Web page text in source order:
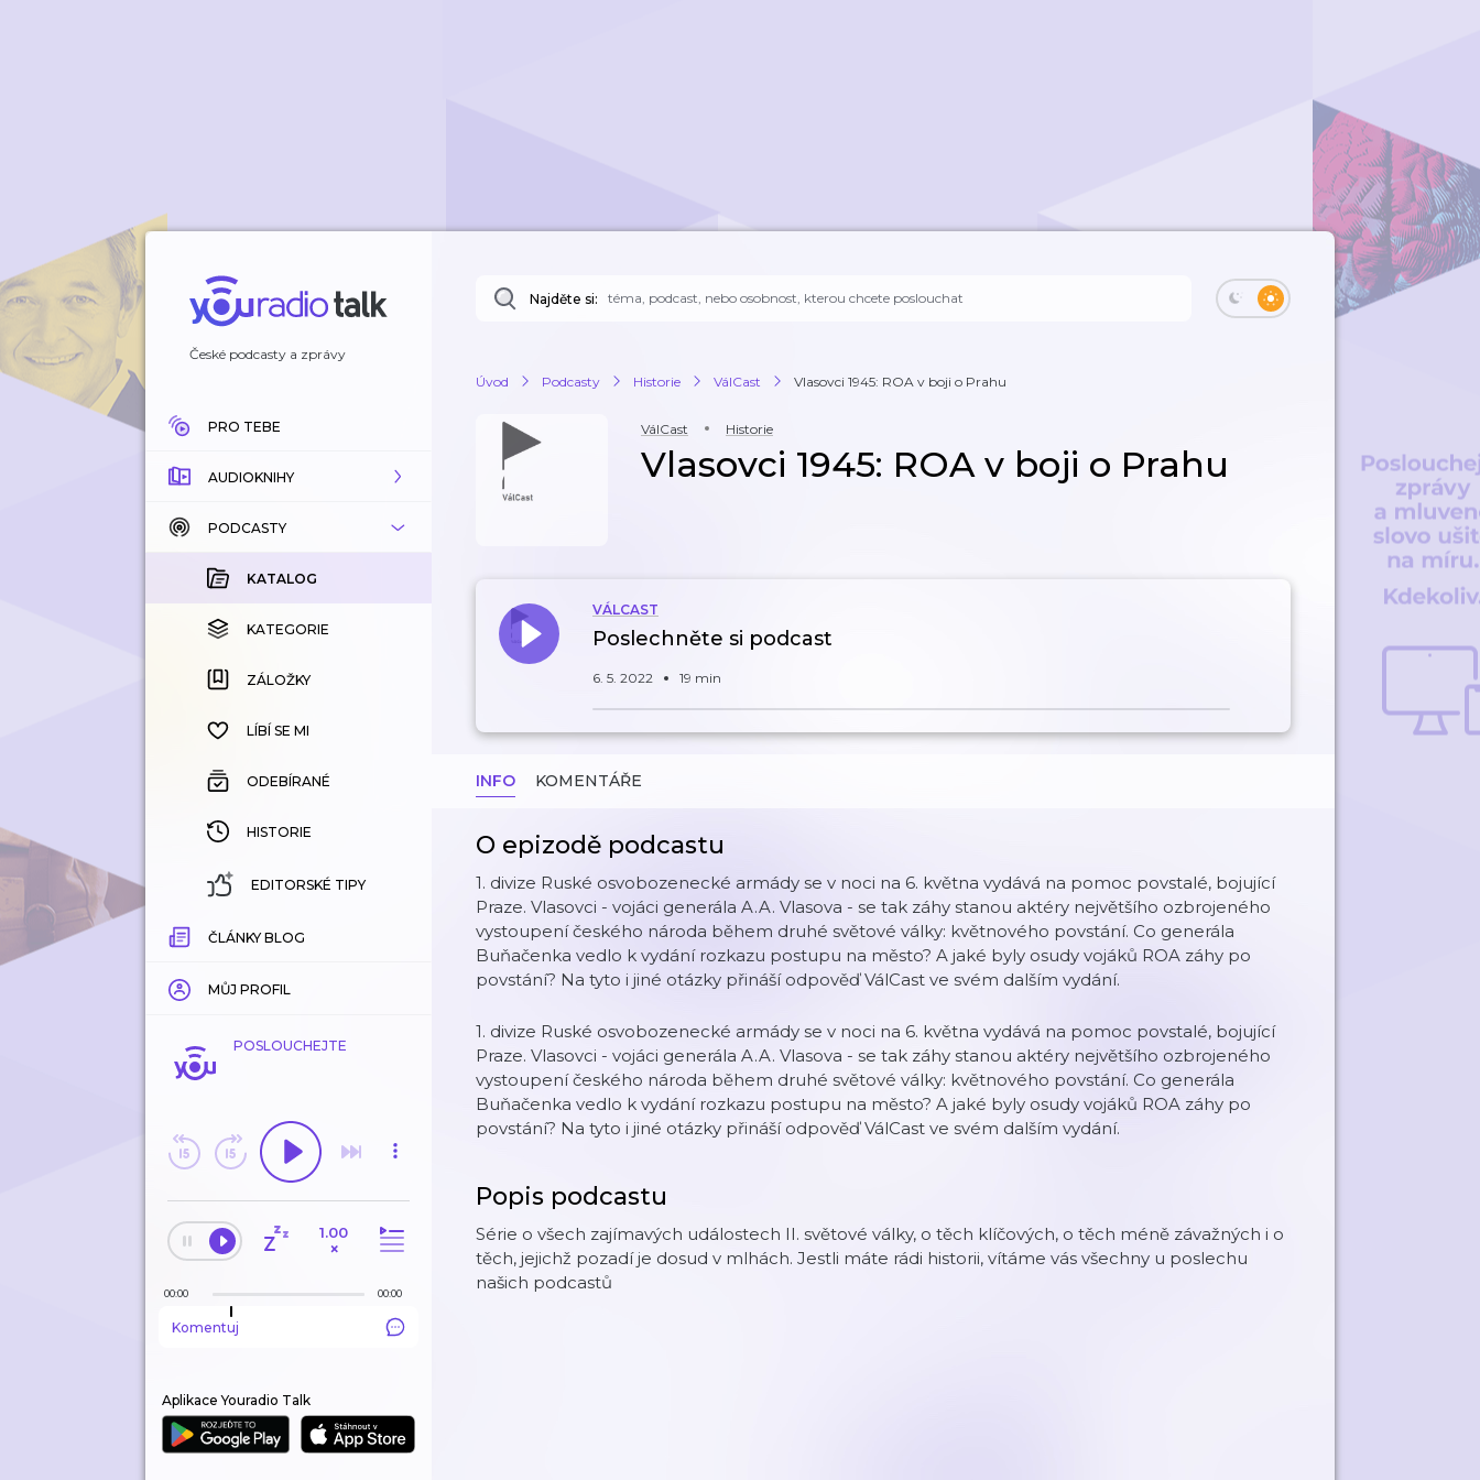
České podcasty a zprávy
PRO TEBE
AUDIOKNIHY
KATALOG
KOUPENÉ
KATEGORIE
ZÁLOŽKY
HISTORIE
PODCASTY
KATALOG
KATEGORIE
ZÁLOŽKY
LÍBÍ SE MI
ODEBÍRANÉ
HISTORIE
EDITORSKÉ TIPY
ČLÁNKY BLOG
MŮJ PROFIL
POSLOUCHEJTE
1.00
×
00:00 00:00
Komentuj
Aplikace Youradio Talk
Najděte si:
Úvod Podcasty Historie VálCast Vlasovci 1945: ROA v boji o Prahu
VálCast Historie
Vlasovci 1945: ROA v boji o Prahu
VÁLCAST
Poslechněte si podcast
6. 5. 2022 19 min
INFO KOMENTÁŘE
O epizodě podcastu
1. divize Ruské osvobozenecké armády se v noci na 6. května vydává na pomoc povstalé, bojující
Praze. Vlasovci - vojáci generála A.A. Vlasova - se tak záhy stanou aktéry největšího ozbrojeného
vystoupení českého národa během druhé světové války: květnového povstání. Co generála
Buňačenka vedlo k vydání rozkazu postupu na město? A jaké byly osudy vojáků ROA záhy po
povstání? Na tyto i jiné otázky přináší odpověď VálCast ve svém dalším vydání.
1. divize Ruské osvobozenecké armády se v noci na 6. května vydává na pomoc povstalé, bojující
Praze. Vlasovci - vojáci generála A.A. Vlasova - se tak záhy stanou aktéry největšího ozbrojeného
vystoupení českého národa během druhé světové války: květnového povstání. Co generála
Buňačenka vedlo k vydání rozkazu postupu na město? A jaké byly osudy vojáků ROA záhy po
povstání? Na tyto i jiné otázky přináší odpověď VálCast ve svém dalším vydání.
Popis podcastu
Série o všech zajímavých událostech II. světové války, o těch klíčových, o těch méně závažných i o
těch, jejichž pozadí je dosud v mlhách. Jestli máte rádi historii, vítáme vás všechny u poslechu
našich podcastů